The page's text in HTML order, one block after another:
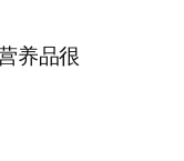
养品很